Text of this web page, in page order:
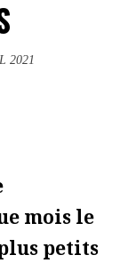
2021
mois le
petits